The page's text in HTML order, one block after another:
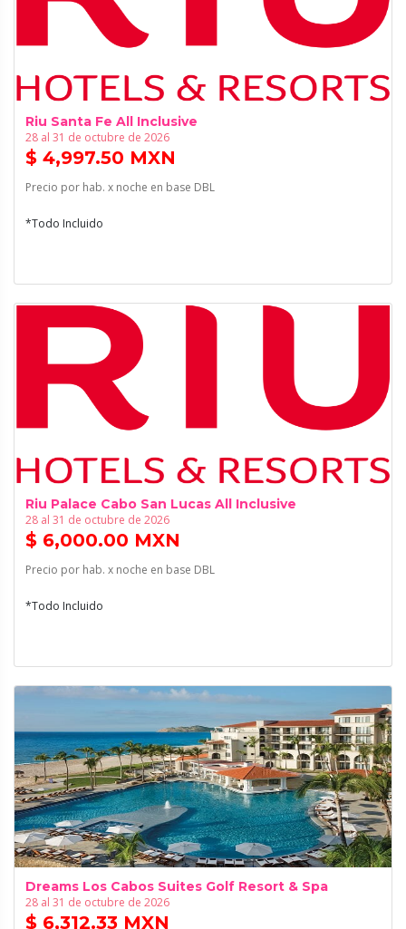
Riu Santa Fe All Inclusive
28 al 31 de octubre de 2026
$ 4,997.50 MXN
Precio por hab. x noche en base DBL
*Todo Incluido
Riu Palace Cabo San Lucas All Inclusive
28 al 31 de octubre de 2026
$ 6,000.00 MXN
Precio por hab. x noche en base DBL
*Todo Incluido
Dreams Los Cabos Suites Golf Resort & Spa
28 al 31 de octubre de 2026
$ 6,312.33 MXN